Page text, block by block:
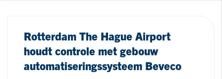
Rotterdam The Hague Airport
houdt controle met gebouw
automatiseringssysteem Beveco